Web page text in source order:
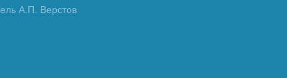
А.П. Верстов